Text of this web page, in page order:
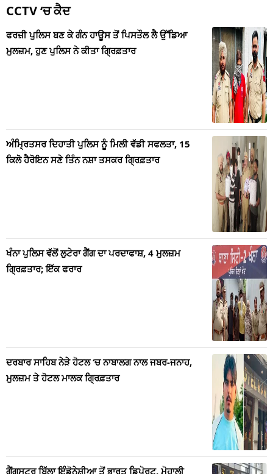
CCTV ‘ਚ ਕੈਦ
ਫਰਜ਼ੀ ਪੁਲਿਸ ਬਣ ਕੇ ਗੰਨ ਹਾਊਸ ਤੋਂ ਪਿਸਤੌਲ ਲੈ ਉੱਡਿਆ
ਮੁਲਜ਼ਮ, ਹੁਣ ਪੁਲਿਸ ਨੇ ਕੀਤਾ ਗ੍ਰਿਫ਼ਤਾਰ
ਅੰਮ੍ਰਿਤਸਰ ਦਿਹਾਤੀ ਪੁਲਿਸ ਨੂੰ ਮਿਲੀ ਵੱਡੀ ਸਫਲਤਾ, 15
ਕਿਲੋ ਹੈਰੋਇਨ ਸਣੇ ਤਿੰਨ ਨਸ਼ਾ ਤਸਕਰ ਗ੍ਰਿਫ਼ਤਾਰ
ਖੰਨਾ ਪੁਲਿਸ ਵੱਲੋਂ ਲੁਟੇਰਾ ਗੈਂਗ ਦਾ ਪਰਦਾਫਾਸ਼, 4 ਮੁਲਜ਼ਮ
ਗ੍ਰਿਫ਼ਤਾਰ; ਇੱਕ ਫਰਾਰ
ਦਰਬਾਰ ਸਾਹਿਬ ਨੇੜੇ ਹੋਟਲ ‘ਚ ਨਾਬਾਲਗ ਨਾਲ ਜਬਰ-ਜਨਾਹ,
ਮੁਲਜ਼ਮ ਤੇ ਹੋਟਲ ਮਾਲਕ ਗ੍ਰਿਫ਼ਤਾਰ
ਗੈਂਗਸਟਰ ਬਿੱਲਾ ਇੰਡੋਨੇਸ਼ੀਆ ਤੋਂ ਭਾਰਤ ਡਿਪੋਰਟ, ਮੋਹਾਲੀ